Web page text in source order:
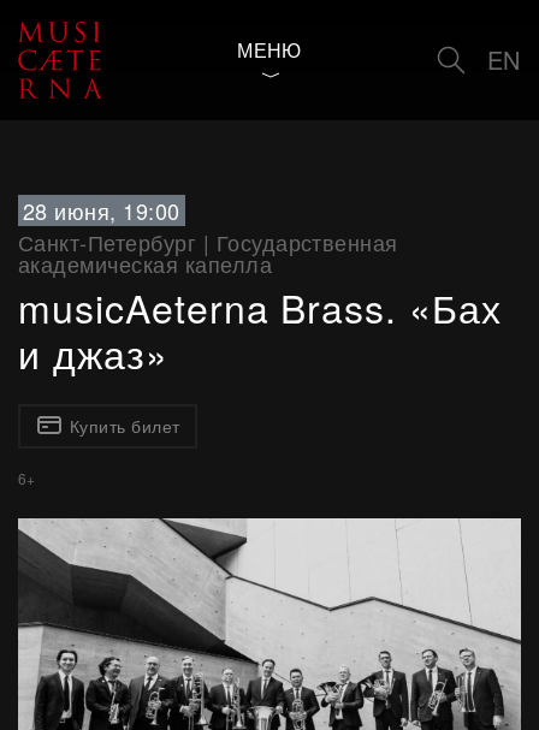
МЕНЮ EN
28 июня, 19:00
Санкт-Петербург | Государственная
академическая капелла
musicAeterna Brass. «Бах
и джаз»
Купить билет
6+